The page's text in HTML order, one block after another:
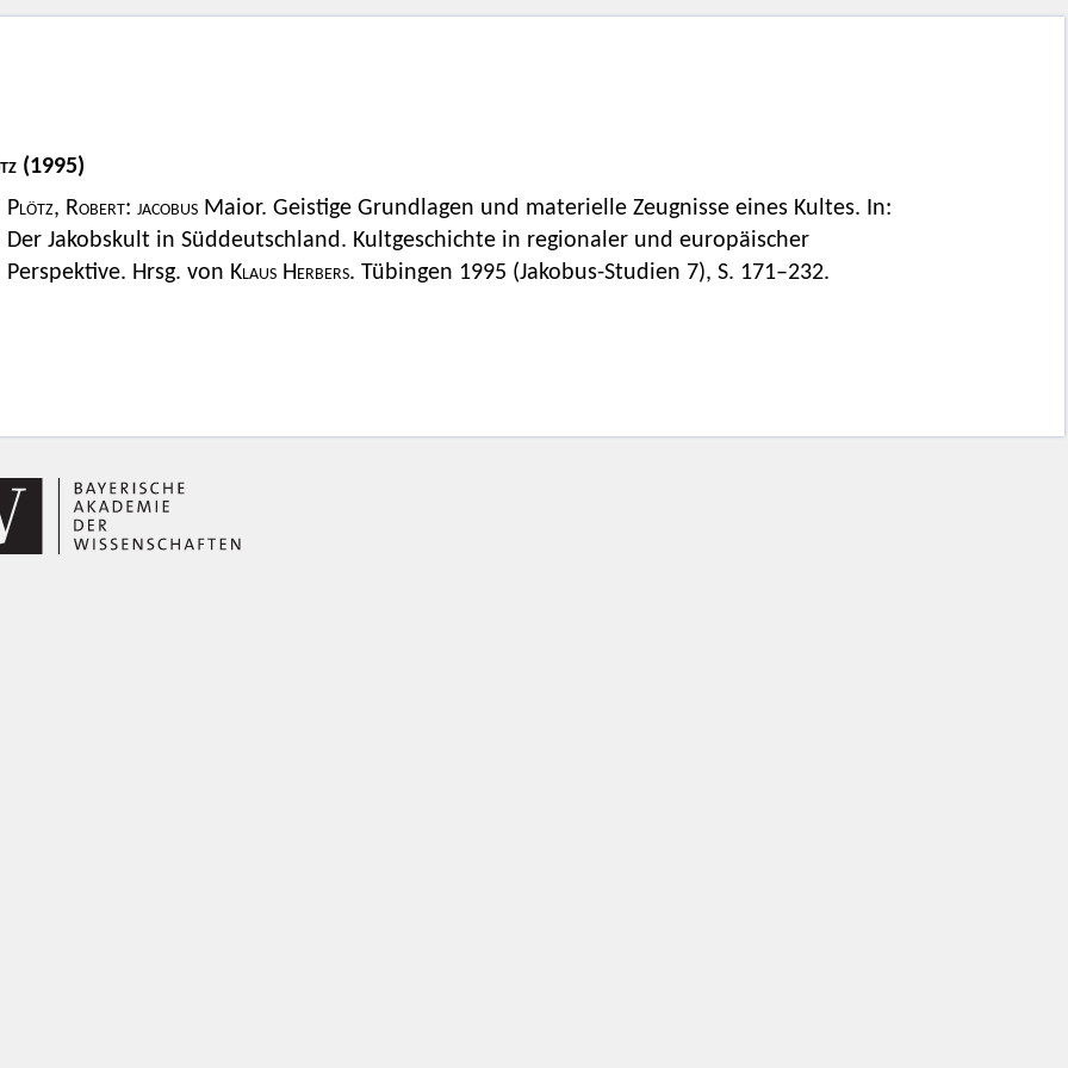
(1995)
Plötz, Robert: jacobusMaior. Geistige Grundlagen und materielle Zeugnisse eines Kultes. In:
Der Jakobskult in Süddeutschland. Kultgeschichte in regionaler und europäischer
Perspektive. Hrsg. von Klaus Herbers. Tübingen 1995 (Jakobus-Studien 7), S. 171–232.